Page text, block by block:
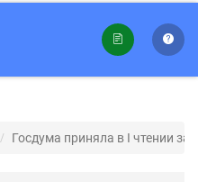
Госдума приняла в I чтении